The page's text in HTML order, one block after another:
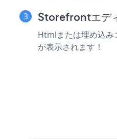
Storefrontエデ
Htmlまたは埋め込
が表示されます！